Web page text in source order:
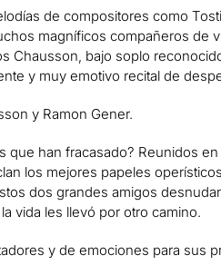
de compositores como
magníficos compañeros de
Chausson, bajo soplo
y muy emotivo recital de
y Ramon Gener.
han fracasado? Reunidos en
los mejores papeles
dos grandes amigos
vida les llevó por otro camino.
y de emociones para sus